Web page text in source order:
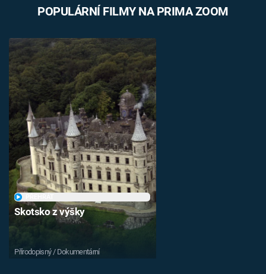
POPULÁRNÍ FILMY NA PRIMA ZOOM
Skotsko z výšky
Přírodopisný / Dokumentární